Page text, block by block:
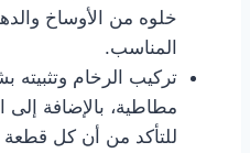
خلوه من الأوساخ
المناسب.
تركيب الرخام
مطاطية، بالإضافة إلى
للتأكد من أن كل قطعة